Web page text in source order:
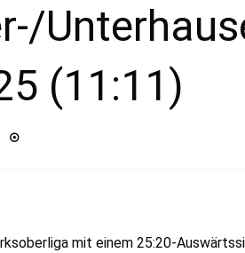
(11:11)
mit einem 25:20-